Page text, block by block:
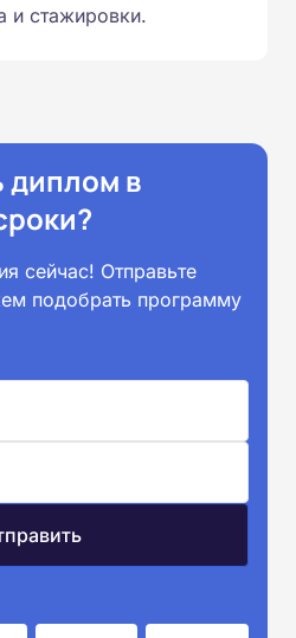
и стажировки.
диплом в
сейчас! Отправьте
подобрать программу